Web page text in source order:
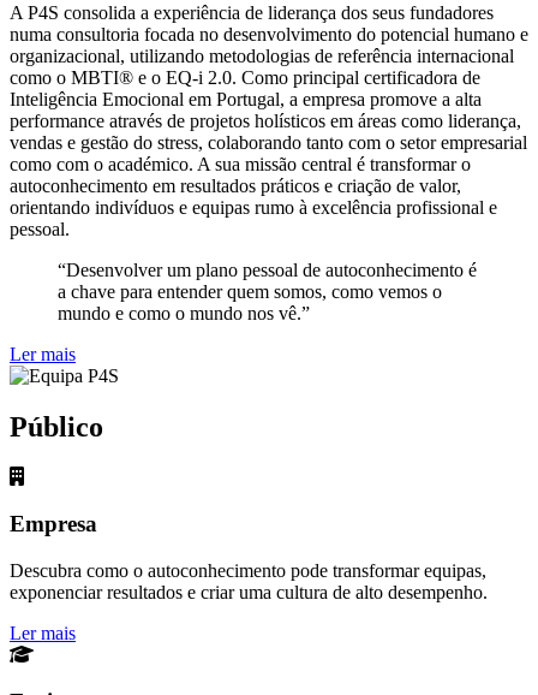
A P4S consolida a experiência de liderança dos seus fundadores
numa consultoria focada no desenvolvimento do potencial humano e
organizacional, utilizando metodologias de referência internacional
como o MBTI® e o EQ-i 2.0. Como principal certificadora de
Inteligência Emocional em Portugal, a empresa promove a alta
performance através de projetos holísticos em áreas como liderança,
vendas e gestão do stress, colaborando tanto com o setor empresarial
como com o académico. A sua missão central é transformar o
autoconhecimento em resultados práticos e criação de valor,
orientando indivíduos e equipas rumo à excelência profissional e
pessoal.
“Desenvolver um plano pessoal de autoconhecimento é
a chave para entender quem somos, como vemos o
mundo e como o mundo nos vê.”
Ler mais
Público
Empresa
Descubra como o autoconhecimento pode transformar equipas,
exponenciar resultados e criar uma cultura de alto desempenho.
Ler mais